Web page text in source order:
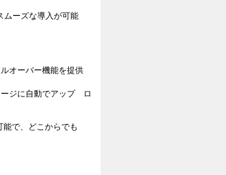
ムーズな導入が可能
ルオーバー機能を提供
ージに自動でアップ ロ
能で、どこからでも